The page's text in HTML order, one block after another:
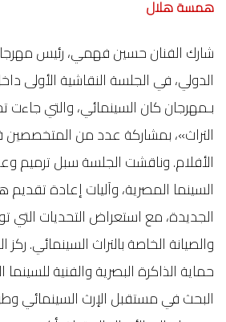
همسة هلال
شارك الفنان حسين فهمي، رئيس
الدولي، في الجلسة النقاشية الأولى
بـمهرجان كان السينمائي، والتي جاءت
التراث»، بمشاركة عدد من
الأفلام. وناقشت الجلسة سبل ترميم
السينما المصرية، وآليات إعادة تقديم
الجديدة، مع استعراض التحديات التي
والصيانة الخاصة بالتراث السينمائي.
حماية الذاكرة البصرية والفنية
البحث في مستقبل الإرث السينمائي